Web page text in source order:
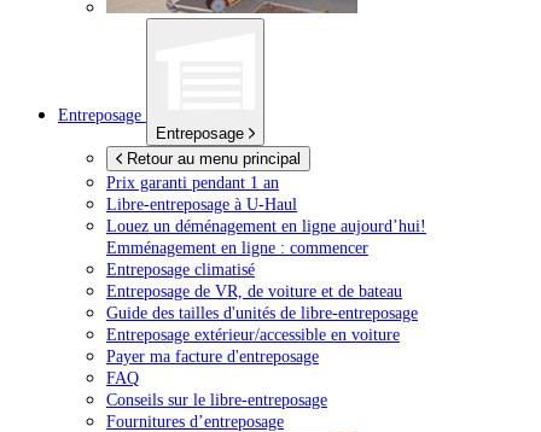
Entreposage
Entreposage
Retour au menu principal
Prix garanti pendant 1 an
Libre-entreposage à U-Haul
Louez un déménagement en ligne aujourd’hui!
Emménagement en ligne : commencer
Entreposage climatisé
Entreposage de VR, de voiture et de bateau
Guide des tailles d'unités de libre-entreposage
Entreposage extérieur/accessible en voiture
Payer ma facture d'entreposage
FAQ
Conseils sur le libre-entreposage
Fournitures d’entreposage